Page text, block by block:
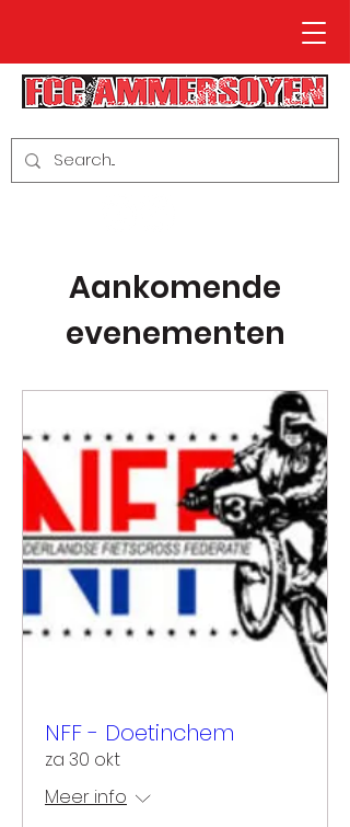
Aankomende
evenementen
NFF - Doetinchem
za 30 okt
Meer info